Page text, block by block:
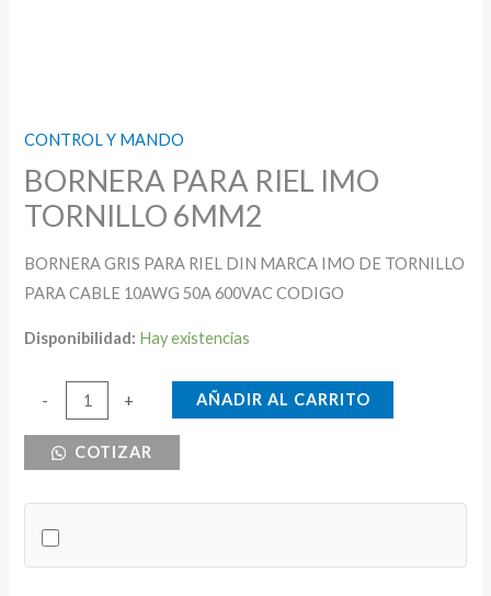
CONTROL Y MANDO
BORNERA PARA RIEL IMO
TORNILLO 6MM2
BORNERA GRIS PARA RIEL DIN MARCA IMO DE TORNILLO
PARA CABLE 10AWG 50A 600VAC CODIGO
Disponibilidad: Hay existencias
-
BORNERA
RIEL
6MM2
cantidad
+ AÑADIR AL CARRITO
COTIZAR